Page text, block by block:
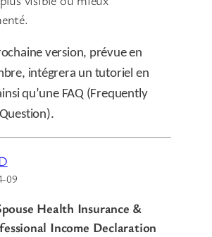
version, prévue en
intégrera un tutoriel en
qu’une FAQ (Frequently
09
Health Insurance &
Income Declaration